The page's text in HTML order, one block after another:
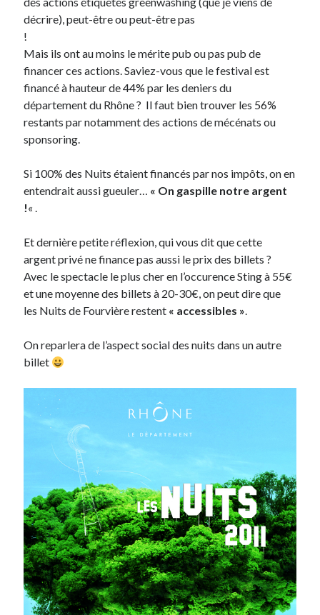
décrire), peut-être ou peut-être pas
!
Mais ils ont au moins le mérite pub ou pas pub de
financer ces actions. Saviez-vous que le festival est
financé à hauteur de 44% par les deniers du
département du Rhône ? Il faut bien trouver les 56%
restants par notamment des actions de mécénats ou
sponsoring.
Si 100% des Nuits étaient financés par nos impôts, on en
entendrait aussi gueuler… « On gaspille notre argent
!« .
Et dernière petite réflexion, qui vous dit que cette
argent privé ne finance pas aussi le prix des billets ?
Avec le spectacle le plus cher en l’occurence Sting à 55€
et une moyenne des billets à 20-30€, on peut dire que
les Nuits de Fourvière restent « accessibles ».
On reparlera de l’aspect social des nuits dans un autre
billet